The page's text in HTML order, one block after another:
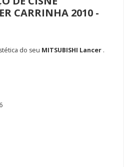
CARRINHA 2010 -
do seu MITSUBISHI Lancer .